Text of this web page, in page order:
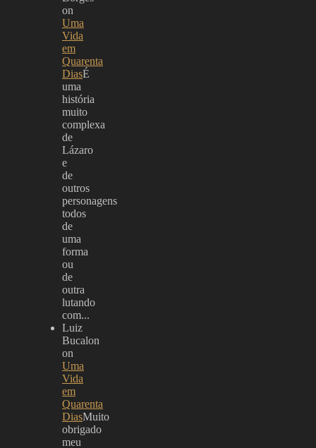
on
Uma
Vida
em
Quarenta
DiasÉ
uma
história
muito
complexa
de
Lázaro
e
de
outros
personagens
todos
de
uma
forma
ou
de
outra
lutando
com...
Luiz
Bucalon
on
Uma
Vida
em
Quarenta
DiasMuito
obrigado
meu